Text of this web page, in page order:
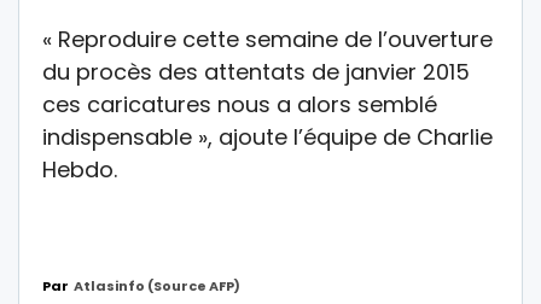
« Reproduire cette semaine de l’ouverture
du procès des attentats de janvier 2015
ces caricatures nous a alors semblé
indispensable », ajoute l’équipe de Charlie
Hebdo.
Par Atlasinfo (source AFP)